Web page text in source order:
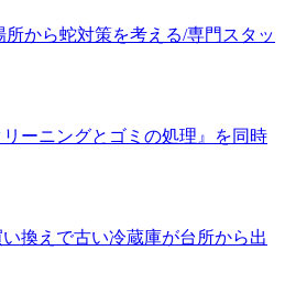
所から蛇対策を考える/専門スタッ
ーニングとゴミの処理』を同時
換えで古い冷蔵庫が台所から出